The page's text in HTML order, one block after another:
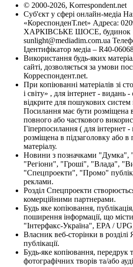
© 2000-2026, Korrespondent.net
Суб'єкт у сфері онлайн-медіа
«КореспонденТ.net» Адреса:
ХАРКІВСЬКЕ ШОСЕ, будинок
sunlight@mediadim.com.ua
Ідентифікатор медіа – R40-
Використання будь-яких
сайті, дозволяється за умови
Корреспондент.net.
При копіюванні матеріалів зі
і світу» , для інтернет - видань
відкрите для пошукових систем
Посилання має бути розміщена
повного або часткового
Гіперпосилання ( для інтернет
розміщена в підзаголовку або в
матеріалу.
Новини з позначками "Думка",
"Регіони", "Гроші", "Влада",
"Спецпроекти", "Промо"
реклами.
Розділ Спецпроекти
комерційними партнерами.
Будь яке копіювання,
поширення інформації, що
"Інтерфакс-Україна", EPA /
Власник веб-сторінки в
публікації.
Будь-яке копіювання, передрук
фотографічних творів та/або